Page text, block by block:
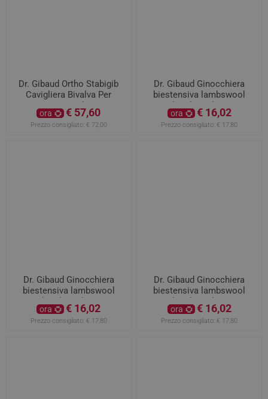
Dr. Gibaud Ortho Stabigib
Cavigliera Bivalva Per
Distorsioni Taglia Unica
ora € 57,60
Prezzo consigliato: € 72,00
Dr. Gibaud Ginocchiera
biestensiva lambswool
Camel taglia 4 da 45 a 49
cm
ora € 16,02
Prezzo consigliato: € 17,80
Dr. Gibaud Ginocchiera
biestensiva lambswool
Camel taglia 3 da 40 a 44
cm
ora € 16,02
Prezzo consigliato: € 17,80
Dr. Gibaud Ginocchiera
biestensiva lambswool
Camel taglia 2 da 36 a 39
cm
ora € 16,02
Prezzo consigliato: € 17,80